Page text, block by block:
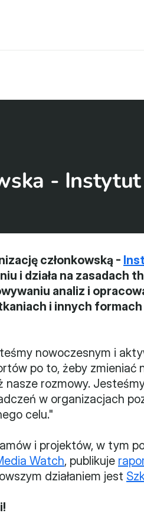
-
członkowską -
i działa na
analiz i
i innych
nowoczesnym i
po to, żeby zmieniać
rozmowy.
w organizacjach
celu."
i projektów, w tym
Watch, publikuje
działaniem jest